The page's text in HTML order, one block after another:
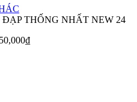
ĐẠP THỐNG NHẤT NEW 24